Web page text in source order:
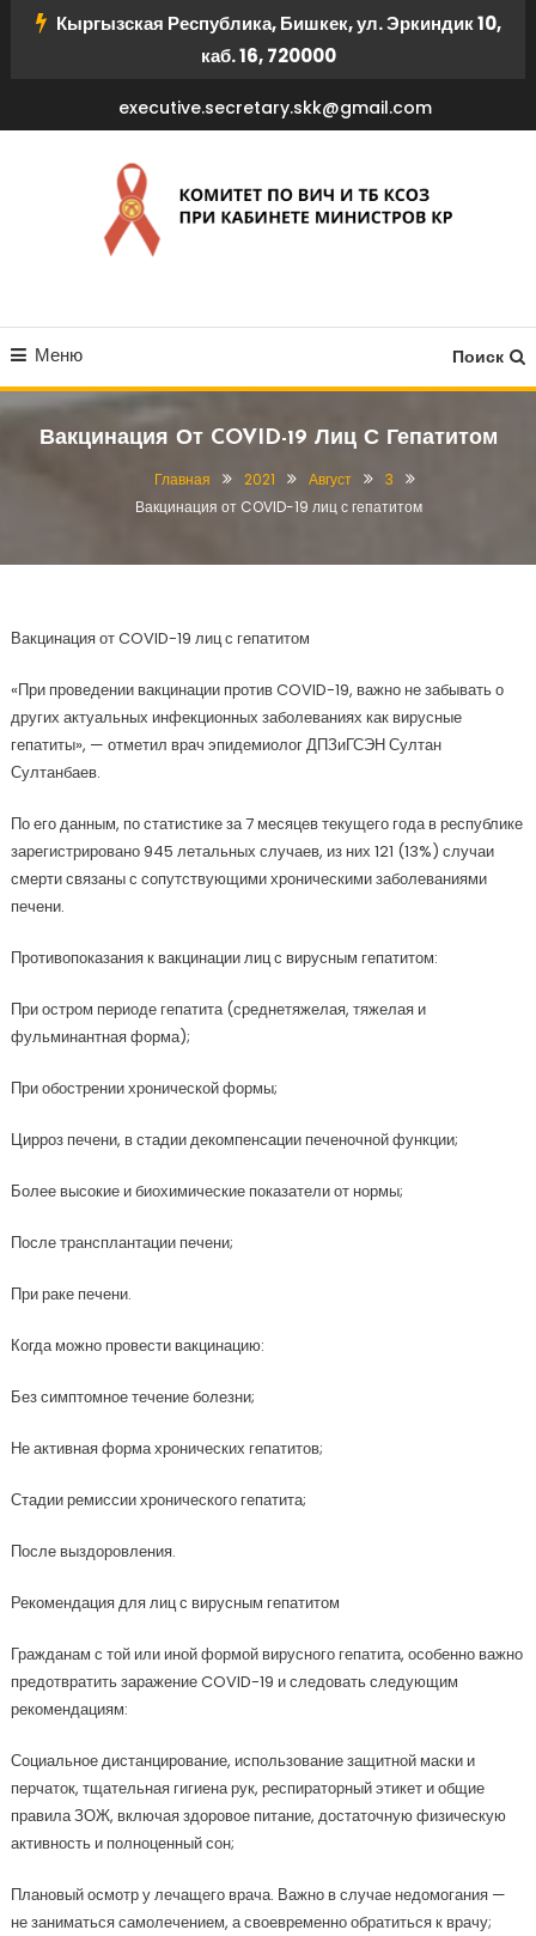
ПерейтиКыргызская Республика, Бишкек, ул. Эркиндик 10,
каб. 16, 720000
executive.secretary.skk@gmail.com
КСОЗ ПРИ КАБИНЕТЕ
МИНИСТРОВ КР
Меню Поиск
Вакцинация От COVID-19 Лиц С Гепатитом
Главная 2021 Август
3
Вакцинация от COVID-19 лиц с гепатитом
Вакцинация от COVID-19 лиц с гепатитом
«При проведении вакцинации против COVID-19, важно не забывать о
других актуальных инфекционных заболеваниях как вирусные
гепатиты», — отметил врач эпидемиолог ДПЗиГСЭН Султан
Султанбаев.
По его данным, по статистике за 7 месяцев текущего года в республике
зарегистрировано 945 летальных случаев, из них 121 (13%) случаи
смерти связаны с сопутствующими хроническими заболеваниями
печени.
Противопоказания к вакцинации лиц с вирусным гепатитом:
При остром периоде гепатита (среднетяжелая, тяжелая и
фульминантная форма);
При обострении хронической формы;
Цирроз печени, в стадии декомпенсации печеночной функции;
Более высокие и биохимические показатели от нормы;
После трансплантации печени;
При раке печени.
Когда можно провести вакцинацию:
Без симптомное течение болезни;
Не активная форма хронических гепатитов;
Стадии ремиссии хронического гепатита;
После выздоровления.
Рекомендация для лиц с вирусным гепатитом
Гражданам с той или иной формой вирусного гепатита, особенно важно
предотвратить заражение COVID-19 и следовать следующим
рекомендациям:
Социальное дистанцирование, использование защитной маски и
перчаток, тщательная гигиена рук, респираторный этикет и общие
правила ЗОЖ, включая здоровое питание, достаточную физическую
активность и полноценный сон;
Плановый осмотр у лечащего врача. Важно в случае недомогания —
не заниматься самолечением, а своевременно обратиться к врачу;